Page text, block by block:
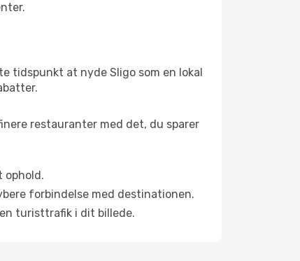
tidspunkt at nyde Sligo som en lokal
restauranter med det, du sparer
ophold.
forbindelse med destinationen.
turisttrafik i dit billede.